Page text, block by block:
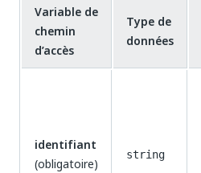
Variable de
chemin
d’accès
Type de
données
identifiant
(obligatoire)
string